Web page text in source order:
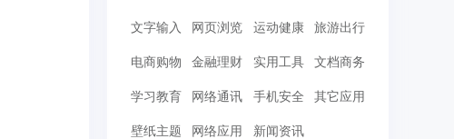
文字输入 网页浏览 运动健康 旅游出行
电商购物 金融理财 实用工具 文档商务
学习教育 网络通讯 手机安全 其它应用
壁纸主题 网络应用 新闻资讯